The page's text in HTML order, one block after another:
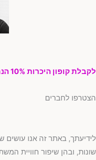
קופון היכרות 10% הנחה
לחברים
ובהן שיפור חוויית